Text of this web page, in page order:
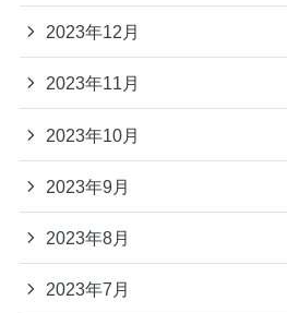
2023年12月
2023年11月
2023年10月
2023年9月
2023年8月
2023年7月